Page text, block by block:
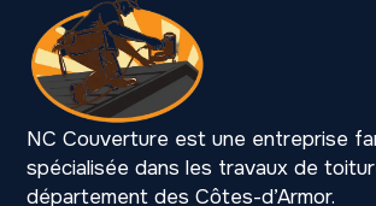
NC Couverture est une entreprise
spécialisée dans les travaux de
département des Côtes-d’Armor.